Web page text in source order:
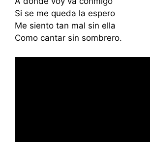
Si se me queda la espero
Me siento tan mal sin ella
Como cantar sin sombrero.